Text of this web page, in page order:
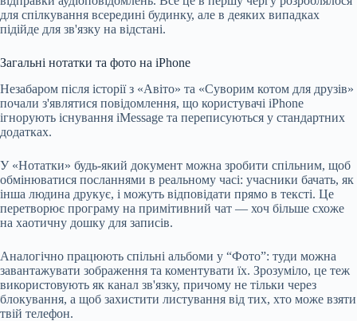
для спілкування всередині будинку, але в деяких випадках
підійде для зв'язку на відстані.
Загальні нотатки та фото на iPhone
Незабаром після історії з «Авіто» та «Суворим котом для друзів»
почали з'являтися повідомлення, що користувачі iPhone
ігнорують існування iMessage та переписуються у стандартних
додатках.
У «Нотатки» будь-який документ можна зробити спільним, щоб
обмінюватися посланнями в реальному часі: учасники бачать, як
інша людина друкує, і можуть відповідати прямо в тексті. Це
перетворює програму на примітивний чат — хоч більше схоже
на хаотичну дошку для записів.
Аналогічно працюють спільні альбоми у “Фото”: туди можна
завантажувати зображення та коментувати їх. Зрозуміло, це теж
використовують як канал зв'язку, причому не тільки через
блокування, а щоб захистити листування від тих, хто може взяти
твій телефон.